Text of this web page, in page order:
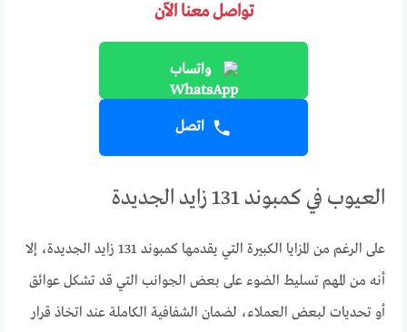
تواصل معنا الآن
واتساب
اتصل
العيوب في كمبوند 131 زايد الجديدة
على الرغم من المزايا الكبيرة التي يقدمها كمبوند 131 زايد الجديدة، إلا
أنه من المهم تسليط الضوء على بعض الجوانب التي قد تشكل عوائق
أو تحديات لبعض العملاء، لضمان الشفافية الكاملة عند اتخاذ قرار